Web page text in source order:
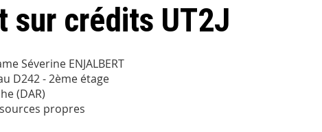
sur crédits UT2J
Séverine ENJALBERT
D242 - 2ème étage
(DAR)
propres